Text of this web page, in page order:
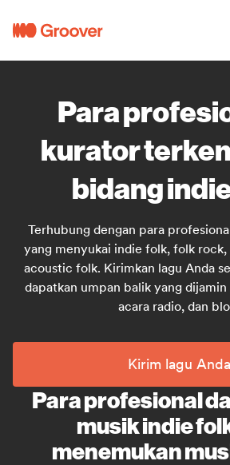
Para
kurator
bidang
Terhubung dengan para
yang menyukai indie folk, folk
acoustic folk. Kirimkan lagu Anda
dapatkan umpan balik yang
acara radio, dan
Kirim lagu Anda
Para profesional
musik indie
menemukan